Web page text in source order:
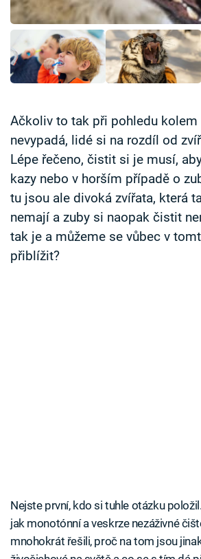
Sledujte prima+
Přihlášení
Sledujte nás
Ačkoliv to tak při pohledu kolem
nevypadá, lidé si na rozdíl od
Lépe řečeno, čistit si je musí,
kazy nebo v horším případě o
tu jsou ale divoká zvířata, která
nemají a zuby si naopak čistit
tak je a můžeme se vůbec v
přiblížit?
Nejste první, kdo si tuhle otázku
jak monotónní a veskrze nezáživné
mnohokrát řešili, proč na tom jsou